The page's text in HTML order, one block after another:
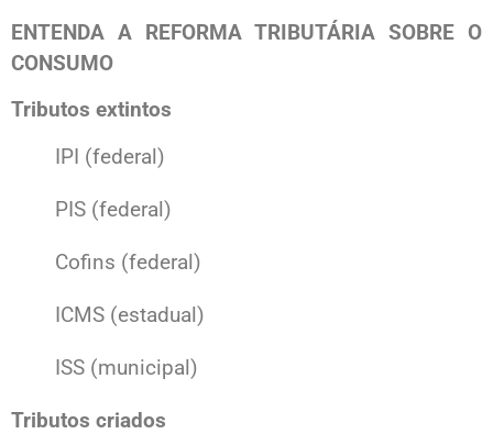
ENTENDA A REFORMA TRIBUTÁRIA SOBRE O
CONSUMO
Tributos extintos
IPI (federal)
PIS (federal)
Cofins (federal)
ICMS (estadual)
ISS (municipal)
Tributos criados